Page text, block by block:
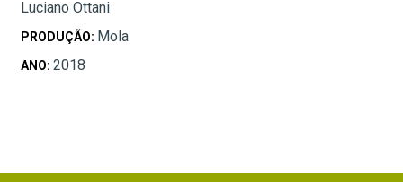
Luciano Ottani
PRODUÇÃO: Mola
ANO: 2018